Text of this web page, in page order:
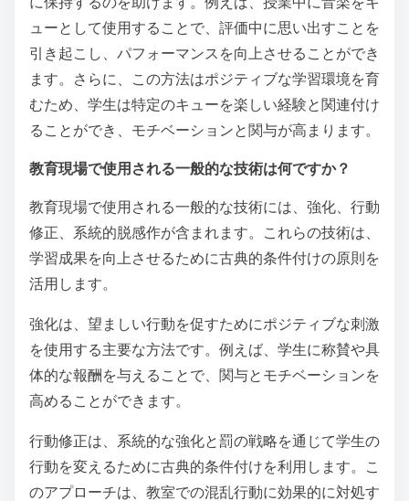
ューとして使用することで、評価中に思い出すことを
引き起こし、パフォーマンスを向上させることができ
ます。さらに、この方法はポジティブな学習環境を育
むため、学生は特定のキューを楽しい経験と関連付け
ることができ、モチベーションと関与が高まります。
教育現場で使用される一般的な技術は何ですか？
教育現場で使用される一般的な技術には、強化、行動
修正、系統的脱感作が含まれます。これらの技術は、
学習成果を向上させるために古典的条件付けの原則を
活用します。
強化は、望ましい行動を促すためにポジティブな刺激
を使用する主要な方法です。例えば、学生に称賛や具
体的な報酬を与えることで、関与とモチベーションを
高めることができます。
行動修正は、系統的な強化と罰の戦略を通じて学生の
行動を変えるために古典的条件付けを利用します。こ
のアプローチは、教室での混乱行動に効果的に対処す